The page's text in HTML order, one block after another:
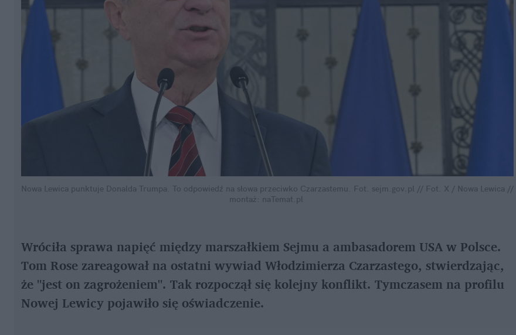
Nowa Lewica punktuje Donalda Trumpa. To odpowiedź na słowa przeciwko Czarzastemu. Fot. sejm.gov.pl // Fot. X / Nowa Lewica //
montaż: naTemat.pl
Wróciła sprawa napięć między marszałkiem Sejmu a ambasadorem USA w Polsce.
Tom Rose zareagował na ostatni wywiad Włodzimierza Czarzastego, stwierdzając,
że "jest on zagrożeniem". Tak rozpoczął się kolejny konflikt. Tymczasem na profilu
Nowej Lewicy pojawiło się oświadczenie.